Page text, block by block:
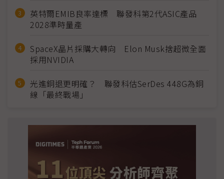
英特爾EMIB良率達標 聯發科第2代ASIC產品
2028準時量產
SpaceX晶片採購大轉向 Elon Musk捨超微全面
採用NVIDIA
光進銅退更明確？ 聯發科估SerDes 448G為銅
線「最終戰場」